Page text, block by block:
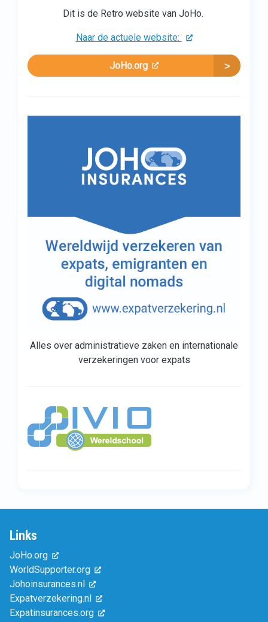
Dit is de Retro website van JoHo.
Naar de actuele website:
JoHo.org
Alles over administratieve zaken en internationale
verzekeringen voor expats
Links
JoHo.org
WorldSupporter.org
Johoinsurances.nl
Expatverzekering.nl
Expatinsurances.org